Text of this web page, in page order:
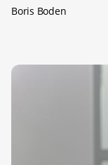
Boris Boden